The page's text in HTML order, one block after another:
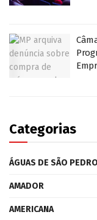
Categorias
ÁGUAS DE SÃO PEDRO
AMADOR
AMERICANA